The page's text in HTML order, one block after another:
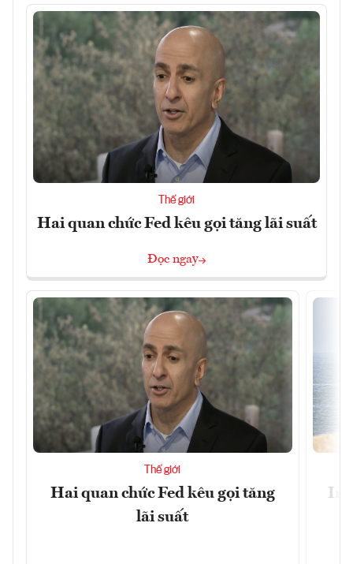
Thế giới
Hai quan chức Fed kêu gọi tăng lãi suất
Đọc ngay
Thế giới
Hai quan chức Fed kêu gọi tăng
lãi suất